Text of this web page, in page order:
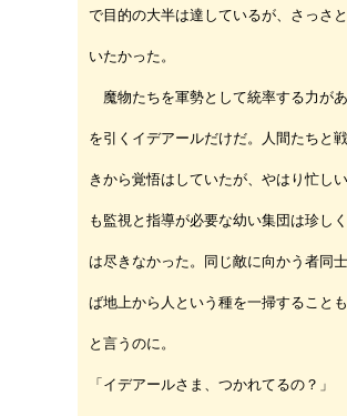
で目的の大半は達しているが、さっさ
いたかった。
魔物たちを軍勢として統率する力が
を引くイデアールだけだ。人間たちと
きから覚悟はしていたが、やはり忙し
も監視と指導が必要な幼い集団は珍し
は尽きなかった。同じ敵に向かう者同
ば地上から人という種を一掃すること
と言うのに。
「イデアールさま、つかれてるの？」